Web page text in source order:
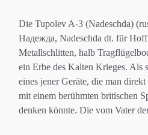
Die Tupolev A-3 (Nadeschda)
Надежда, Nadeschda dt. für
Metallschlitten, halb
ein Erbe des Kalten Krieges. Als
eines jener Geräte, die man
mit einem berühmten britischen
denken könnte. Die vom Vater